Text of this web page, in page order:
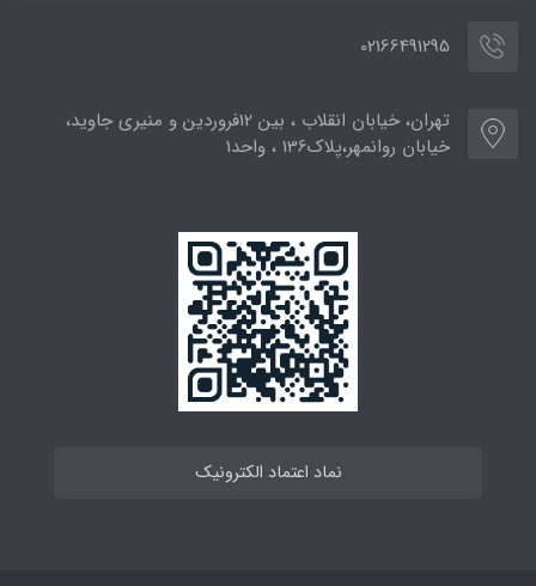
02166491295
تهران، خیابان انقلاب ، بین 12فروردین و منیری جاوید،
خیابان روانمهر،پلاک136 ، واحد1
نماد اعتماد الکترونیک